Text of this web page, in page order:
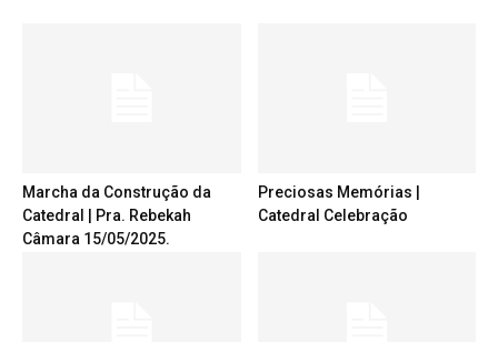
Marcha da Construção da
Catedral | Pra. Rebekah
Câmara 15/05/2025.
Preciosas Memórias |
Catedral Celebração